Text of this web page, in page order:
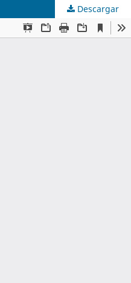
Descargar